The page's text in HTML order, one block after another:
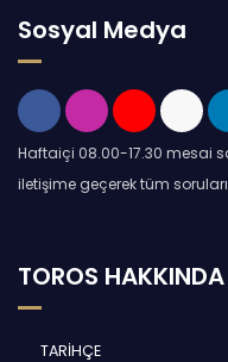
Sosyal Medya
Haftaiçi 08.00-17.30 mesai
iletişime geçerek tüm
TOROS HAKKINDA
TARİHÇE